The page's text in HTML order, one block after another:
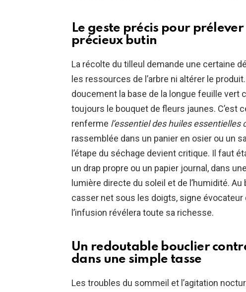
Le geste précis pour
précieux butin
La récolte du tilleul demande une certaine
les ressources de l’arbre ni altérer le
doucement la base de la longue feuille vert
toujours le bouquet de fleurs jaunes. C’est
renferme l’essentiel des huiles essentielles
rassemblée dans un panier en osier ou un
l’étape du séchage devient critique. Il faut
un drap propre ou un papier journal, dans
lumière directe du soleil et de l’humidité.
casser net sous les doigts, signe
l’infusion révélera toute sa richesse.
Un redoutable bouclier
dans une simple tasse
Les troubles du sommeil et l’agitation